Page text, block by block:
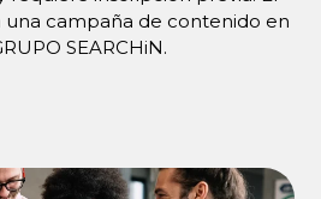
campaña de contenido en
SEARCHiN.